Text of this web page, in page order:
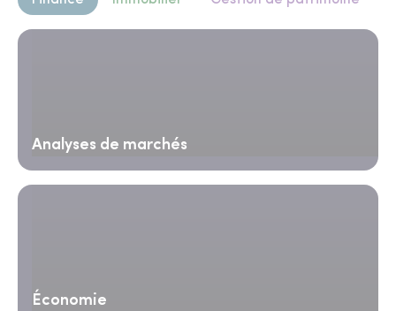
Analyses de marchés
Économie